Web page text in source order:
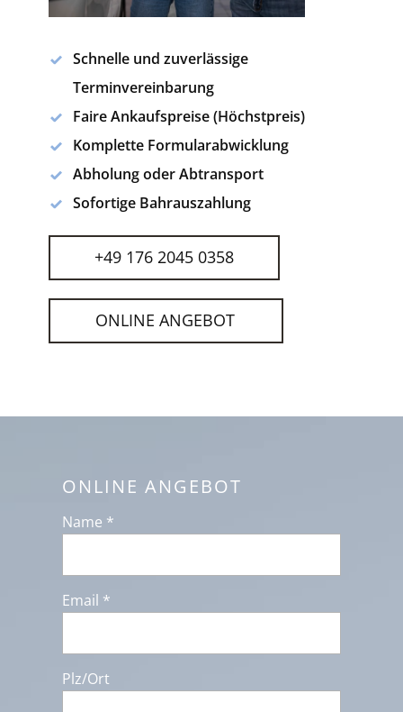
Schnelle und zuverlässige
Terminvereinbarung
Faire Ankaufspreise (Höchstpreis)
Komplette Formularabwicklung
Abholung oder Abtransport
Sofortige Bahrauszahlung
+49 176 2045 0358
ONLINE ANGEBOT
ONLINE ANGEBOT
Name *
Email *
Plz/Ort